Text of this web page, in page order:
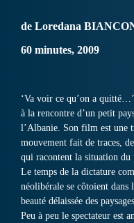
de Loredana
60 minutes, 2009
‘Va voir ce qu’on a
à la rencontre d’un petit
l’Albanie. Son film est une
mouvement fait de traces,
qui racontent la situation du
Le temps de la dictature
néolibérale se côtoient
beauté délaissée des
Peu à peu le spectateur est